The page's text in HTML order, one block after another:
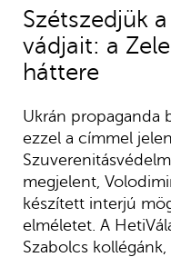
Szétszedjük
vádjait: a
háttere
Ukrán propaganda
ezzel a címmel
megjelent,
készített interjú
elméletet. A
Szabolcs